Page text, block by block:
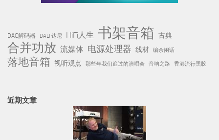
DAC解码器 DALI 达尼 HiFi人生 书架音箱 古典
合并功放 流媒体 电源处理器 线材 编余闲话
落地音箱 视听观点 那些年我们追过的演唱会 音响之路 香港流行黑胶
近期文章